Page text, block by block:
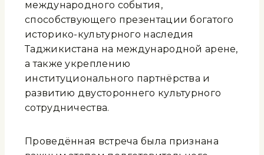
международного события,
способствующего презентации богатого
историко-культурного наследия
Таджикистана на международной арене,
а также укреплению
институционального партнёрства и
развитию двустороннего культурного
сотрудничества.
Проведённая встреча была признана